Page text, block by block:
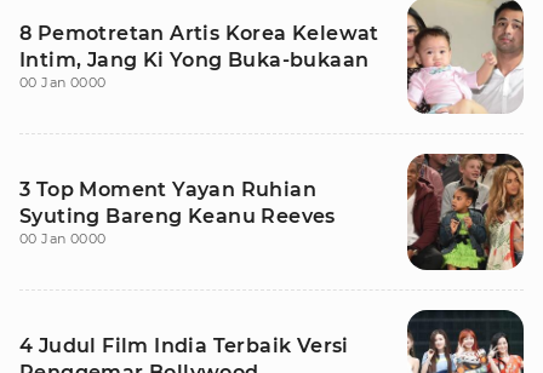
8 Pemotretan Artis Korea Kelewat
Intim, Jang Ki Yong Buka-bukaan
00 Jan 0000
3 Top Moment Yayan Ruhian
Syuting Bareng Keanu Reeves
00 Jan 0000
4 Judul Film India Terbaik Versi